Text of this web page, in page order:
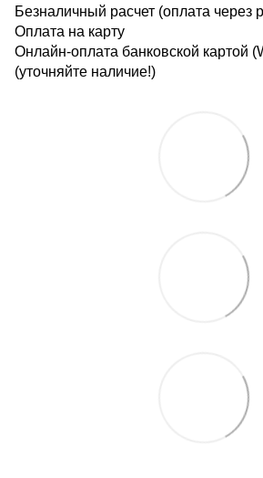
Безналичный расчет (оплата через
Оплата на карту
Онлайн-оплата банковской картой
(уточняйте наличие!)